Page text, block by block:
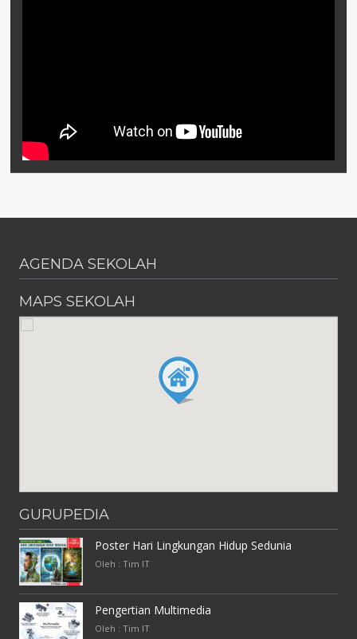
AGENDA SEKOLAH
MAPS SEKOLAH
GURUPEDIA
Poster Hari Lingkungan Hidup Sedunia
Oleh : Tim IT
Pengertian Multimedia
Oleh : Tim IT